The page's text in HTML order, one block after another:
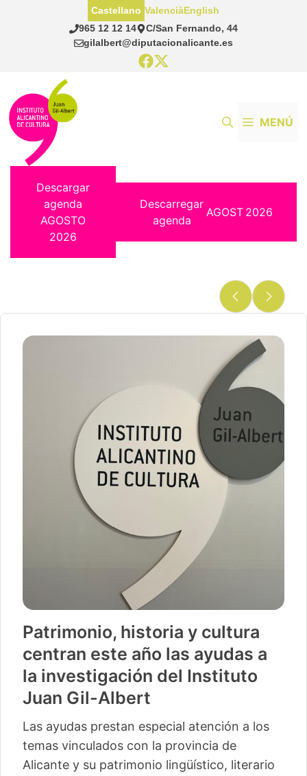
965 12 12 14
C/San Fernando, 44
gilalbert@diputacionalicante.es
Castellano ValenciàEnglish
MENÚ
Descargar
agenda
AGOSTO
2026
Descarregar
agenda
AGOST 2026
Patrimonio, historia y cultura
centran este año las ayudas a
la investigación del Instituto
Juan Gil-Albert
Las ayudas prestan especial atención a los
temas vinculados con la provincia de
Alicante y su patrimonio lingüístico, literario